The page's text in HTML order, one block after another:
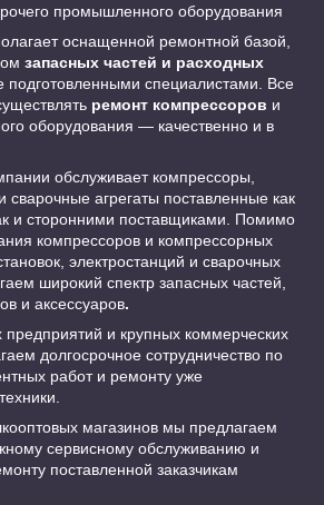
промышленного оборудования
оснащенной ремонтной базой,
запасных частей и расходных
подготовленными специалистами. Все
ремонт компрессоров и
оборудования ― качественно и в
обслуживает компрессоры,
сварочные агрегаты поставленные как
и сторонними поставщиками. Помимо
компрессоров и компрессорных
электростанций и сварочных
широкий спектр запасных частей,
и аксессуаров.
предприятий и крупных коммерческих
долгосрочное сотрудничество по
работ и ремонту уже
магазинов мы предлагаем
сервисному обслуживанию и
поставленной заказчикам